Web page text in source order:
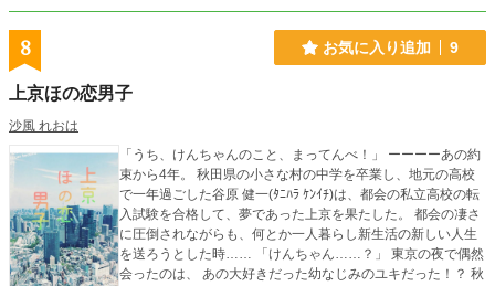
8 お気に入り追加 9
上京ほの恋男子
沙風 れおは
「うち、けんちゃんのこと、まってんべ！」 ーーーーあの約
束から4年。 秋田県の小さな村の中学を卒業し、地元の高校
で一年過ごした谷原 健一(ﾀﾆﾊﾗ ｹﾝｲﾁ)は、都会の私立高校の転
入試験を合格して、夢であった上京を果たした。 都会の凄さ
に圧倒されながらも、何とか一人暮らし新生活の新しい人生
を送ろうとした時…… 「けんちゃん……？」 東京の夜で偶然
会ったのは、 あの大好きだった幼なじみのユキだった！？ 秋